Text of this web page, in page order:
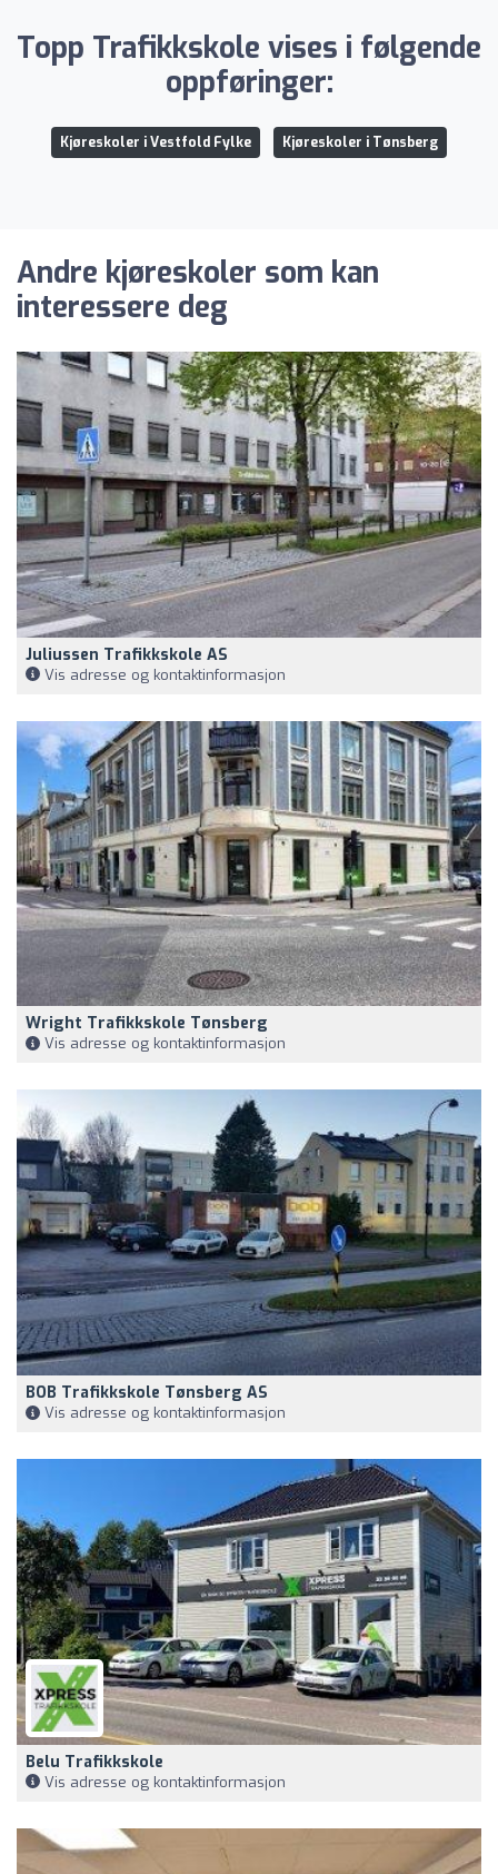
Topp Trafikkskole vises i følgende
oppføringer:
Kjøreskoler i Vestfold Fylke Kjøreskoler i Tønsberg
Andre kjøreskoler som kan
interessere deg
Juliussen Trafikkskole AS
Vis adresse og kontaktinformasjon
Wright Trafikkskole Tønsberg
Vis adresse og kontaktinformasjon
BOB Trafikkskole Tønsberg AS
Vis adresse og kontaktinformasjon
Belu Trafikkskole
Vis adresse og kontaktinformasjon